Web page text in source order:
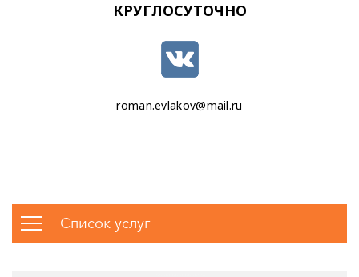
КРУГЛОСУТОЧНО
roman.evlakov@mail.ru
Список услуг